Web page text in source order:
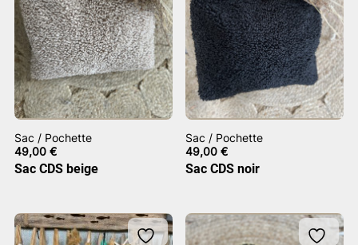
Sac / Pochette
49,00 €
Sac CDS beige
Sac / Pochette
49,00€
Sac CDS noir